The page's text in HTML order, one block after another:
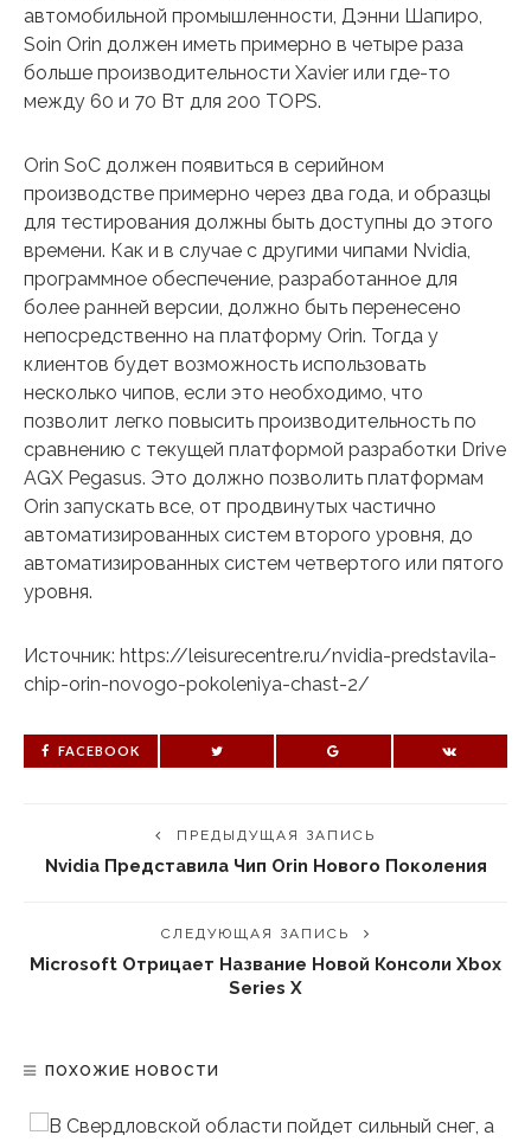
автомобильной промышленности, Дэнни Шапиро,
Soin Orin должен иметь примерно в четыре раза
больше производительности Xavier или где-то
между 60 и 70 Вт для 200 TOPS.
Orin SoC должен появиться в серийном
производстве примерно через два года, и образцы
для тестирования должны быть доступны до этого
времени. Как и в случае с другими чипами Nvidia,
программное обеспечение, разработанное для
более ранней версии, должно быть перенесено
непосредственно на платформу Orin. Тогда у
клиентов будет возможность использовать
несколько чипов, если это необходимо, что
позволит легко повысить производительность по
сравнению с текущей платформой разработки Drive
AGX Pegasus. Это должно позволить платформам
Orin запускать все, от продвинутых частично
автоматизированных систем второго уровня, до
автоматизированных систем четвертого или пятого
уровня.
Источник: https://leisurecentre.ru/nvidia-predstavila-
chip-orin-novogo-pokoleniya-chast-2/
FACEBOOK
ПРЕДЫДУЩАЯ ЗАПИСЬ
Nvidia Представила Чип Orin Нового Поколения
СЛЕДУЮЩАЯ ЗАПИСЬ
Microsoft Отрицает Название Новой Консоли Xbox
Series X
ПОХОЖИЕ НОВОСТИ